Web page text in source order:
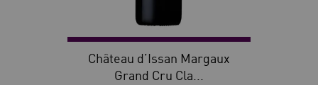
Château d’Issan Margaux
Grand Cru Cla...